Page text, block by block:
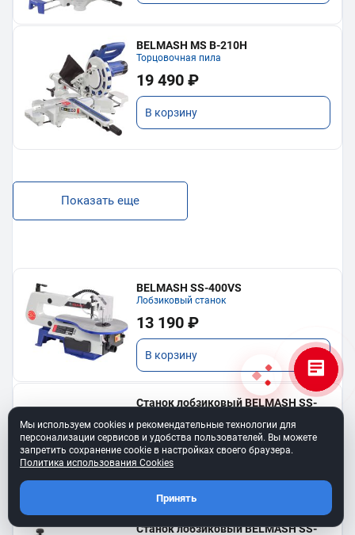
BELMASH MS B-210H
Торцовочная пила
19 490 ₽
В корзину
Показать еще
BELMASH SS-400VS
Лобзиковый станок
13 190 ₽
В корзину
Станок лобзиковый BELMASH SS-
34 990 ₽
В корзину
Станок лобзиковый BELMASH SS-
Мы используем cookies и рекомендательные технологии для
персонализации сервисов и удобства пользователей. Вы можете
запретить сохранение cookie в настройках своего браузера.
Политика использования Cookies
Принять